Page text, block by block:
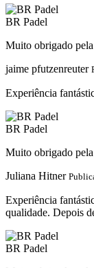
BR Padel
Muito obrigado
jaime pfutzenreuter
Experiência
BR Padel
Muito obrigado
Juliana Hitner
Experiência
qualidade. Depois
BR Padel